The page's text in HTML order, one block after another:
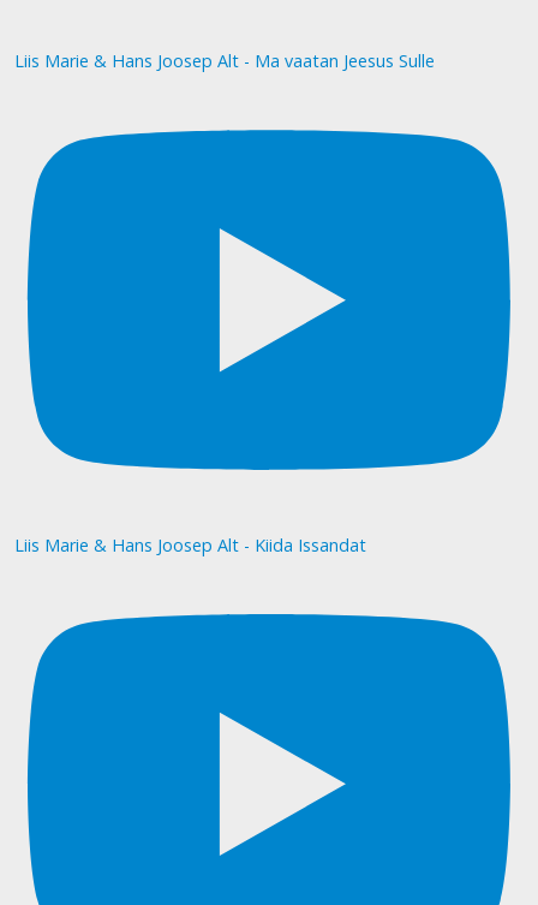
Liis Marie & Hans Joosep Alt - Ma vaatan Jeesus Sulle
Liis Marie & Hans Joosep Alt - Kiida Issandat